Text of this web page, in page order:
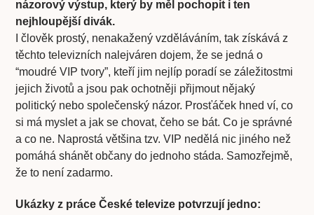
názorový výstup, který by měl pochopit i ten
nejhloupější divák.
I člověk prostý, nenakažený vzděláváním, tak získává z
těchto televizních nalejváren dojem, že se jedná o
“moudré VIP tvory”, kteří jim nejlíp poradí se záležitostmi
jejich životů a jsou pak ochotněji přijmout nějaký
politický nebo společenský názor. Prosťáček hned ví, co
si má myslet a jak se chovat, čeho se bát. Co je správné
a co ne. Naprostá většina tzv. VIP nedělá nic jiného než
pomáhá shánět občany do jednoho stáda. Samozřejmě,
že to není zadarmo.
Ukázky z práce České televize potvrzují jedno: